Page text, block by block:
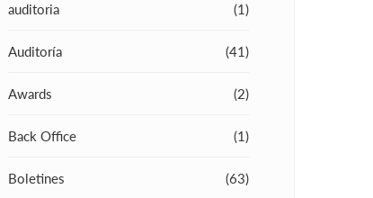
auditoria (1)
Auditoría (41)
Awards (2)
Back Office (1)
Boletines (63)